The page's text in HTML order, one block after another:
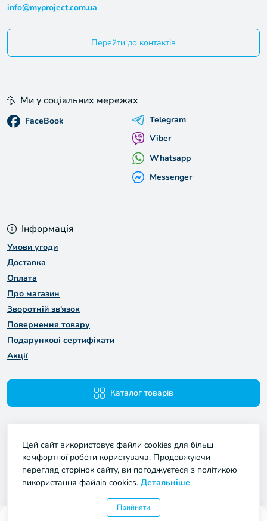
0
info@myproject.com.ua
Перейти до контактів
Інформація
Умови угоди
Доставка
Оплата
Про магазин
Зворотній зв'язок
Повернення товару
Подарункові сертифікати
Акції
Каталог товарів
Ми у соціальних мережах
FaceBook
Telegram
Viber
Whatsapp
Messenger
Мій Проект © 2026
Цей сайт використовує файли cookies для більш
комфортної роботи користувача. Продовжуючи
перегляд сторінок сайту, ви погоджуєтеся з політикою
використання файлів cookies. Детальніше
Прийняти